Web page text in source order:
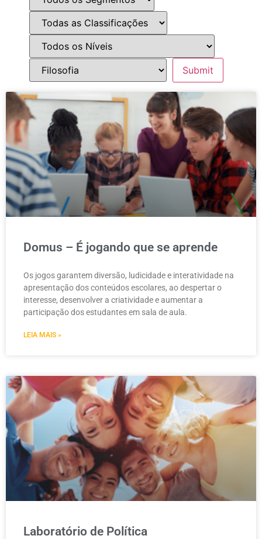
Domus – É jogando que se aprende
Os jogos garantem diversão, ludicidade e interatividade na
apresentação dos conteúdos escolares, ao despertar o
interesse, desenvolver a criatividade e aumentar a
participação dos estudantes em sala de aula.
LEIA MAIS »
Laboratório de Política